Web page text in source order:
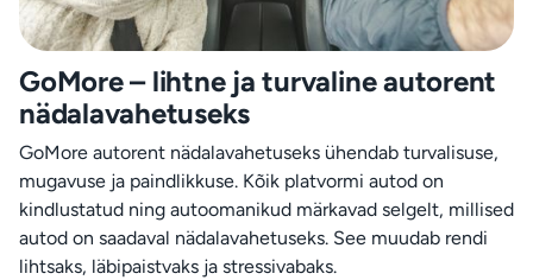
GoMore – lihtne ja turvaline autorent
nädalavahetuseks
GoMore autorent nädalavahetuseks ühendab turvalisuse,
mugavuse ja paindlikkuse. Kõik platvormi autod on
kindlustatud ning autoomanikud märkavad selgelt, millised
autod on saadaval nädalavahetuseks. See muudab rendi
lihtsaks, läbipaistvaks ja stressivabaks.